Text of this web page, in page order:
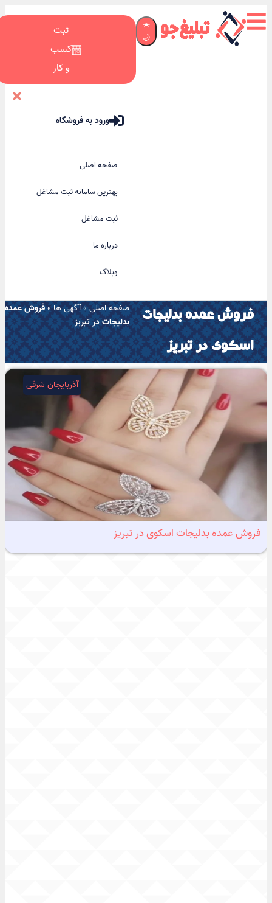
☀️
🌙
ثبت
کسب
و کار
ورود به فروشگاه
صفحه اصلی
بهترین سامانه ثبت مشاغل
ثبت مشاغل
درباره ما
وبلاگ
فروش عمده بدلیجات
اسکوی در تبریز
صفحه اصلی»آگهی ها»فروش عمده
بدلیجات در تبریز
آذربایجان شرقی
فروش عمده بدلیجات اسکوی در تبریز